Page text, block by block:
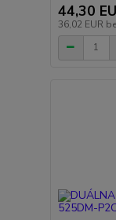
44,30
36,02 EUR